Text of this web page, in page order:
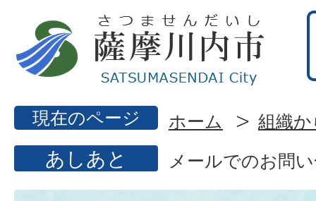
現在のページ ホーム 組織
あしあと メールでのお問